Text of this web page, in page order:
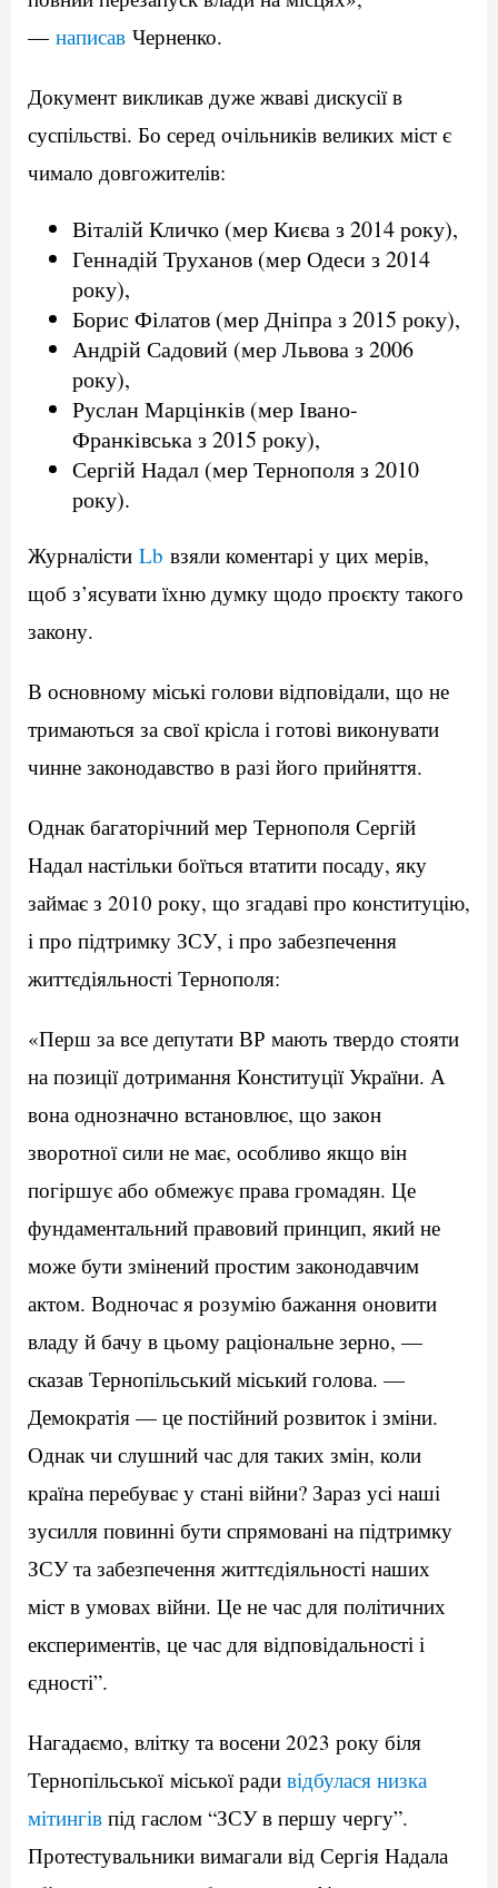
— написав Черненко.
Документ викликав дуже жваві дискусії в
суспільстві. Бо серед очільників великих міст є
чимало довгожителів:
Віталій Кличко (мер Києва з 2014 року),
Геннадій Труханов (мер Одеси з 2014
року),
Борис Філатов (мер Дніпра з 2015 року),
Андрій Садовий (мер Львова з 2006
року),
Руслан Марцінків (мер Івано-
Франківська з 2015 року),
Сергій Надал (мер Тернополя з 2010
року).
Журналісти Lb взяли коментарі у цих мерів,
щоб з’ясувати їхню думку щодо проєкту такого
закону.
В основному міські голови відповідали, що не
тримаються за свої крісла і готові виконувати
чинне законодавство в разі його прийняття.
Однак багаторічний мер Тернополя Сергій
Надал настільки боїться втатити посаду, яку
займає з 2010 року, що згадаві про конституцію,
і про підтримку ЗСУ, і про забезпечення
життєдіяльності Тернополя:
«Перш за все депутати ВР мають твердо стояти
на позиції дотримання Конституції України. А
вона однозначно встановлює, що закон
зворотної сили не має, особливо якщо він
погіршує або обмежує права громадян. Це
фундаментальний правовий принцип, який не
може бути змінений простим законодавчим
актом. Водночас я розумію бажання оновити
владу й бачу в цьому раціональне зерно, —
сказав Тернопільський міський голова. —
Демократія — це постійний розвиток і зміни.
Однак чи слушний час для таких змін, коли
країна перебуває у стані війни? Зараз усі наші
зусилля повинні бути спрямовані на підтримку
ЗСУ та забезпечення життєдіяльності наших
міст в умовах війни. Це не час для політичних
експериментів, це час для відповідальності і
єдності”.
Нагадаємо, влітку та восени 2023 року біля
Тернопільської міської ради відбулася низка
мітингів під гаслом “ЗСУ в першу чергу”.
Протестувальники вимагали від Сергія Надала